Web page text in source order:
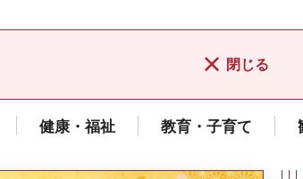
閉じる
健康・福祉 教育・子育て